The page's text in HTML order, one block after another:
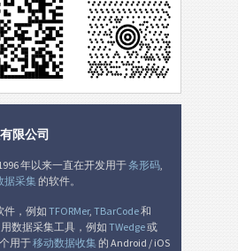
限公司
年以来一直在开发用于条形码,
据采集的软件。
件，例如TFORMer, TBarCode和
用数据采集工具，例如 TWedge或
用于移动数据收集的 Android / iOS